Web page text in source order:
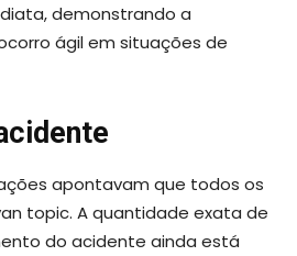
demonstrando a
ágil em situações de
apontavam que todos os
topic. A quantidade exata de
do acidente ainda está